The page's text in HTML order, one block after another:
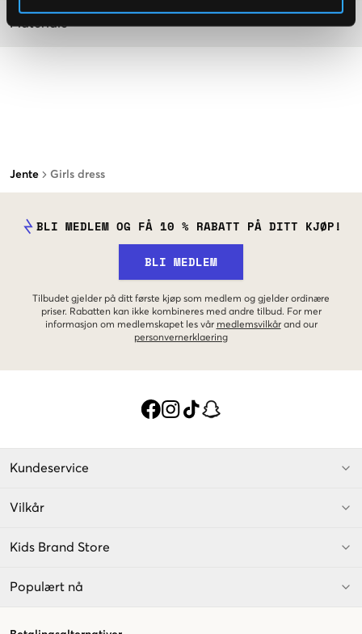
Jente Girls dress
Materiale
BLI MEDLEM OG FÅ 10 % RABATT PÅ DITT KJØP!
BLI MEDLEM
Tilbudet gjelder på ditt første kjøp som medlem og gjelder ordinære
priser. Rabatten kan ikke kombineres med andre tilbud. For mer
informasjon om medlemskapet les vår medlemsvilkår and our
personvernerklaering
Kundeservice
Vilkår
Kids Brand Store
Populært nå